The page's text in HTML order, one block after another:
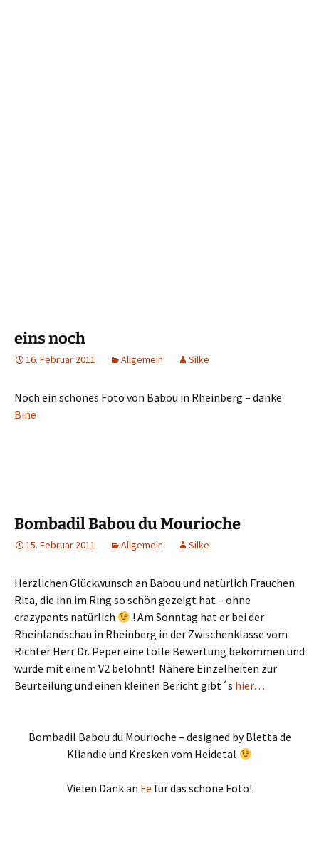
eins noch
16. Februar 2011 Allgemein Silke
Noch ein schönes Foto von Babou in Rheinberg – danke
Bine
Bombadil Babou du Mourioche
15. Februar 2011 Allgemein Silke
Herzlichen Glückwunsch an Babou und natürlich Frauchen
Rita, die ihn im Ring so schön gezeigt hat – ohne
crazypants natürlich
! Am Sonntag hat er bei der
Rheinlandschau in Rheinberg in der Zwischenklasse vom
Richter Herr Dr. Peper eine tolle Bewertung bekommen und
wurde mit einem V2 belohnt! Nähere Einzelheiten zur
Beurteilung und einen kleinen Bericht gibt´s hier….
Bombadil Babou du Mourioche – designed by Bletta de
Kliandie und Kresken vom Heidetal
Vielen Dank an Fe für das schöne Foto!